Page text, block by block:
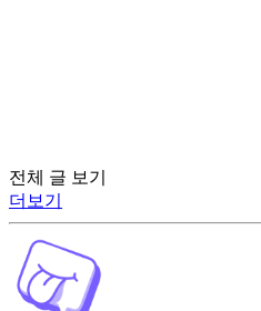
전체 글 보기
더보기